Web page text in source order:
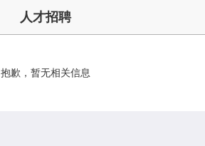
人才招聘
抱歉，暂无相关信息